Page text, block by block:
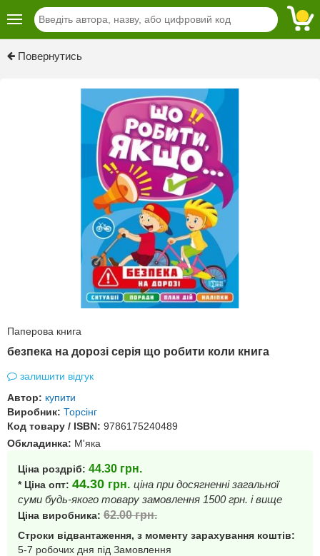
Повернутись
Паперова книга
безпека на дорозі серія що робити коли книга
залишити відгук
Автор: купити
Виробник: Торсінг
Код товару / ISBN: 9786175240489
Обкладинка: М'яка
Ціна роздріб: 44.30 грн.
* Ціна опт: 44.30 грн. ціна при досягненні загальної
суми будь-якого товару замовлення 1500 грн. і вище
Ціна виробника: 62.00грн.
Строки відвантаження, з моменту зарахування коштів:
5-7 робочих дня під Замовлення